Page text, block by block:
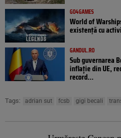
GO4GAMES
World of
existență cu
GANDUL.RO
Sub guvernarea
inflație din UE,
record...
Tags: adrian sut fcsb gigi becali